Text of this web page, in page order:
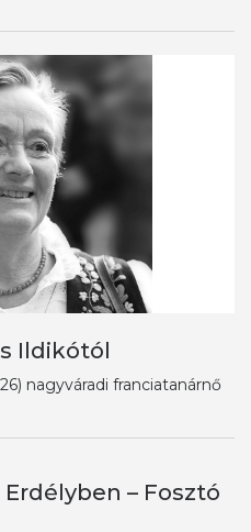
Ildikótól
nagyváradi franciatanárnő
– Fosztó